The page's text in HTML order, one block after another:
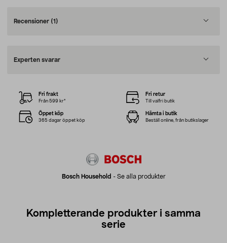
Recensioner (1)
Experten svarar
Bosch Household - Se alla produkter
Fri frakt
Från 599 kr*
Fri retur
Till valfri butik
Öppet köp
365 dagar öppet köp
Hämta i butik
Beställ online, från butikslager
Kompletterande produkter i samma
serie